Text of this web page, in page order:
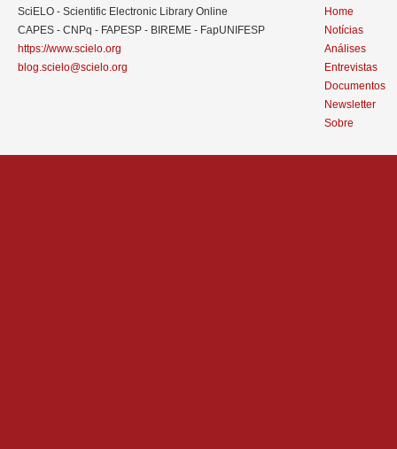
SciELO - Scientific Electronic Library Online
CAPES - CNPq - FAPESP - BIREME - FapUNIFESP
https://www.scielo.org
blog.scielo@scielo.org
Home
Notícias
Análises
Entrevistas
Documentos
Newsletter
Sobre